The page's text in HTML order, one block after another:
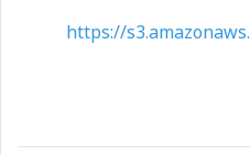
https://